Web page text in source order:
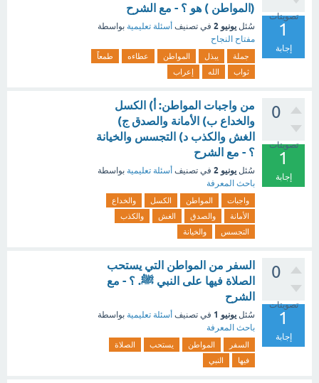
تصويتات
1
إجابة
(المواطن ) هو ؟ - مع الشرح
سُئل يونيو 2 في تصنيف أسئلة تعليمية بواسطة
مفتاح النجاح
جملة يبذل المواطن عطاءه
طمعاً
ثواب
الله إعراب
0
تصويتات
1
إجابة
من واجبات المواطن: أ) الكسل
والخداع ب) الأمانة والصدق ج)
الغش والكذب د) التجسس والخيانة
؟ - مع الشرح
سُئل يونيو 2 في تصنيف أسئلة تعليمية بواسطة
باحث المعرفة
واجبات المواطن الكسل
والخداع
الأمانة
والصدق الغش
والكذب
التجسس
والخيانة
0
تصويتات
1
إجابة
السفر من المواطن التي يستحب
الصلاة فيها على النبي ﷺ. ؟ - مع
الشرح
سُئل يونيو 1 في تصنيف أسئلة تعليمية بواسطة
باحث المعرفة
السفر المواطن يستحب
الصلاة
فيها
النبي